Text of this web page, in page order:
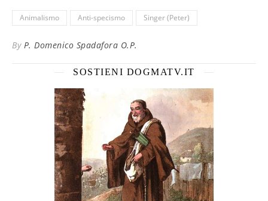
Animalismo Anti-specismo Singer (Peter)
By P. Domenico Spadafora O.P.
SOSTIENI DOGMATV.IT